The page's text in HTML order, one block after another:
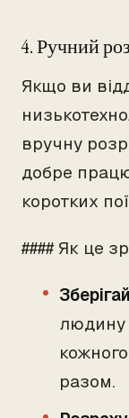
4. Ручний
Якщо ви
вручну
добре
коротких
#### Як це
людину
разом.